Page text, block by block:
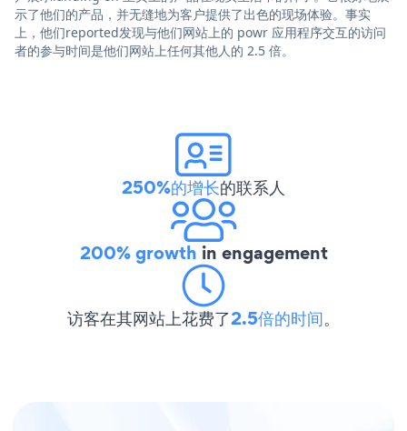
示了他们的产品，并无缝地为客户提供了出色的现场体验。事实
上，他们reported发现与他们网站上的 powr 应用程序交互的访问
者的参与时间是他们网站上任何其他人的 2.5 倍。
250%的增长的联系人
200% growth in engagement
访客在其网站上花费了2.5倍的时间。